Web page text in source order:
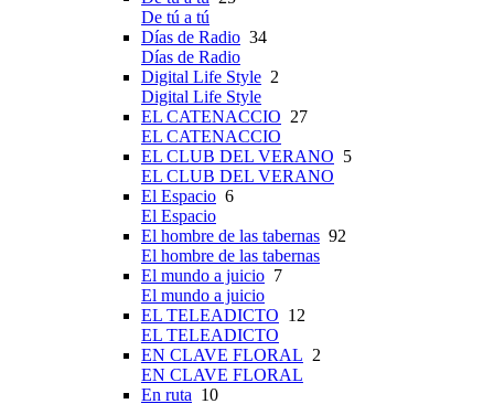
De tú a tú
Días de Radio 34
Días de Radio
Digital Life Style 2
Digital Life Style
EL CATENACCIO 27
EL CATENACCIO
EL CLUB DEL VERANO 5
EL CLUB DEL VERANO
El Espacio 6
El Espacio
El hombre de las tabernas 92
El hombre de las tabernas
El mundo a juicio 7
El mundo a juicio
EL TELEADICTO 12
EL TELEADICTO
EN CLAVE FLORAL 2
EN CLAVE FLORAL
En ruta 10